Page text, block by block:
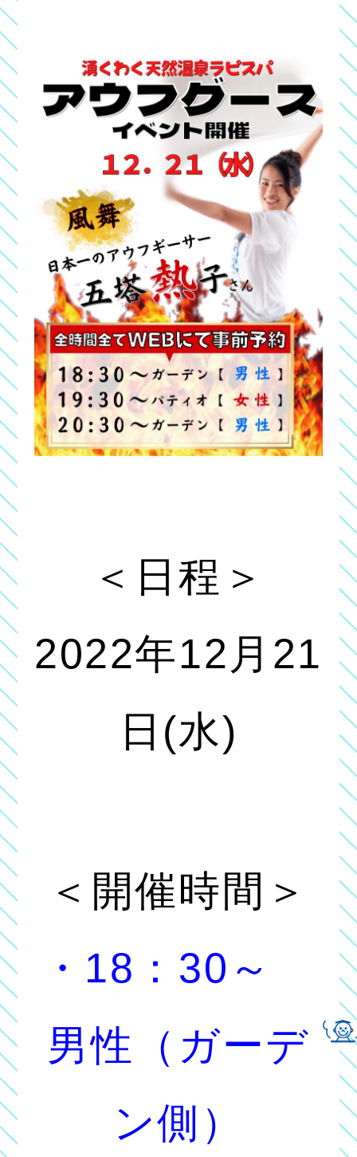
＜日程＞
2022年12月21
日(水)
＜開催時間＞
・18：30～
男性（ガーデ
ン側）